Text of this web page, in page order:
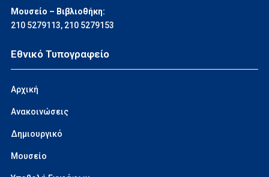
Μουσείο – Βιβλιοθήκη:
210 5279113, 210 5279153
Εθνικό Τυπογραφείο
Αρχική
Ανακοινώσεις
Δημιουργικό
Μουσείο